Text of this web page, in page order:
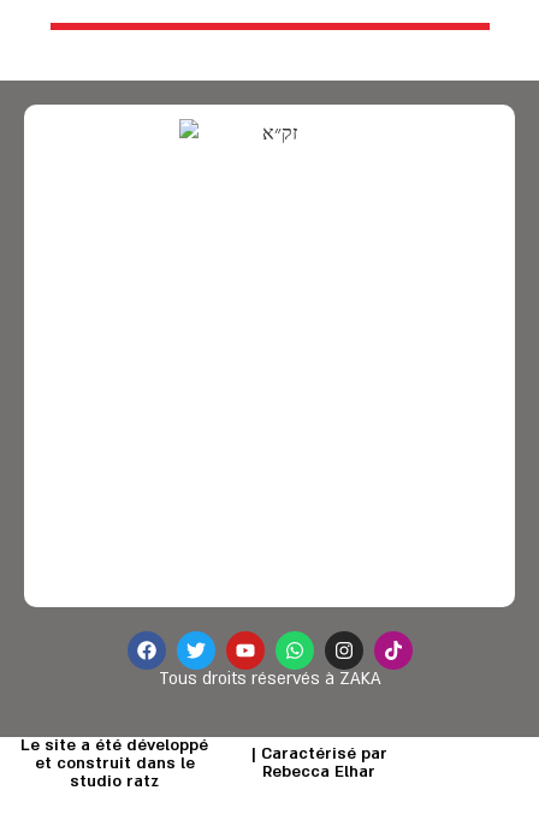
Tous droits réservés à ZAKA
Le site a été développé
et construit dans le
studio ratz
| Caractérisé par
Rebecca Elhar